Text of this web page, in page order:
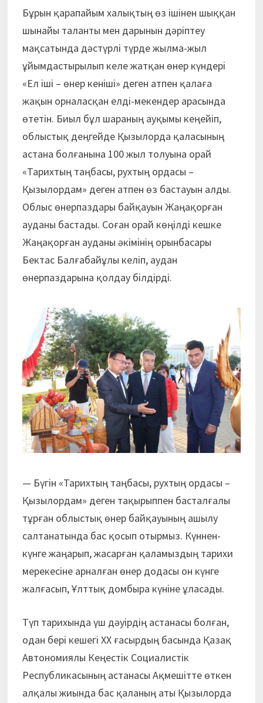
Бұрын қарапайым халықтың өз ішінен шыққан
шынайы таланты мен дарынын дәріптеу
мақсатында дәстүрлі түрде жылма-жыл
ұйымдастырылып келе жатқан өнер күндері
«Ел іші – өнер кеніші» деген атпен қалаға
жақын орналасқан елді-мекендер арасында
өтетін. Биыл бұл шараның ауқымы кеңейіп,
облыстық деңгейде Қызылорда қаласының
астана болғанына 100 жыл толуына орай
«Тарихтың таңбасы, рухтың ордасы –
Қызылордам» деген атпен өз бастауын алды.
Облыс өнерпаздары байқауын Жаңақорған
ауданы бастады. Соған орай көңілді кешке
Жаңақорған ауданы әкімінің орынбасары
Бектас Балғабайұлы келіп, аудан
өнерпаздарына қолдау білдірді.
— Бүгін «Тарихтың таңбасы, рухтың ордасы –
Қызылордам» деген тақырыппен басталғалы
тұрған облыстық өнер байқауының ашылу
салтанатында бас қосып отырмыз. Күннен-
күнге жаңарып, жасарған қаламыздың тарихи
мерекесіне арналған өнер додасы он күнге
жалғасып, Ұлттық домбыра күніне ұласады.
Түп тарихында үш дәуірдің астанасы болған,
одан бері кешегі ХХ ғасырдың басында Қазақ
Автономиялы Кеңестік Социалистік
Республикасының астанасы Ақмешітте өткен
алқалы жиында бас қаланың аты Қызылорда